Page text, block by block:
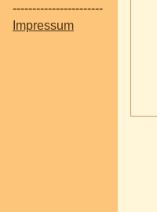
-----------------------
Impressum